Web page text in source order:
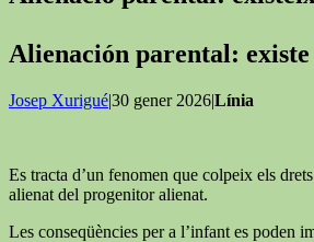
Alienación parental:
Josep Xurigué|30 gener 2026|Línia
Es tracta d’un fenomen que colpeix els
alienat del progenitor alienat.
Les conseqüències per a l’infant es poden